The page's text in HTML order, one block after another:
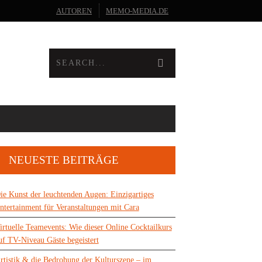
AUTOREN MEMO-MEDIA.DE
NEUESTE BEITRÄGE
Kunst der leuchtenden Augen: Einzigartiges
für Veranstaltungen mit Cara
Teamevents: Wie dieser Online Cocktailkurs
TV-Niveau Gäste begeistert
& die Bedrohung der Kulturszene – im